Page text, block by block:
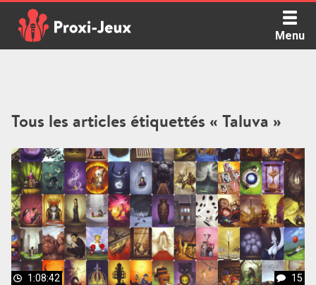
content
Menu
Tous les articles étiquettés « Taluva »
1:08:42 15